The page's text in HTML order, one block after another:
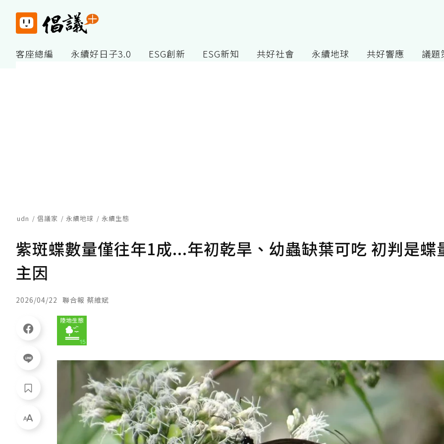
客座總編 永續好日子3.0 ESG創新 ESG新知 共好社會 永續地球 共好響應 議題
udn 倡議家 永續地球 永續生態
紫斑蝶數量僅往年1成...年初乾旱、幼蟲缺葉可吃 初判是蝶
主因
2026/04/22 聯合報 蔡維斌